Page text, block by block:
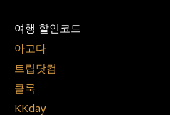
여행 할인코드
아고다
트립닷컴
클룩
KKday